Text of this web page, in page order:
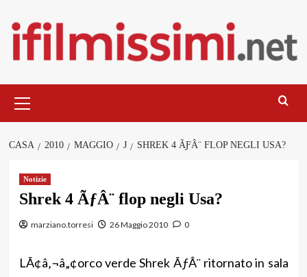
contenuto
principale
CASA 2010 MAGGIO J SHREK 4 ÃƑÂ¨ FLOP NEGLI USA?
Notizie
Shrek 4 ÃƒÂ¨ flop negli Usa?
marziano.torresi 26 Maggio 2010 0
LÃ¢â‚¬â„¢orco verde Shrek ÃƒÂ¨ ritornato in sala